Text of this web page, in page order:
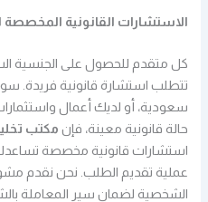
الاستشارات القانونية المخصصة
كل متقدم للحصول على الجنسية
تتطلب استشارة قانونية فريدة.
سعودية، أو لديك أعمال
حالة قانونية معينة، فإن مكتب
استشارات قانونية مخصصة
عملية تقديم الطلب. نحن نقدم
الشخصية لضمان سير المعاملة